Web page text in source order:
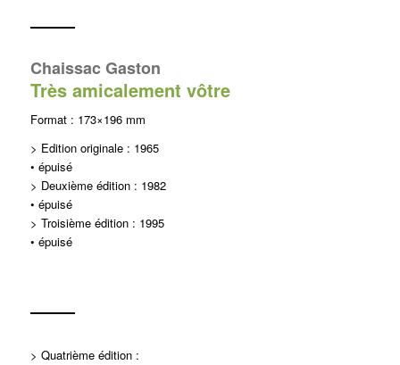
Chaissac Gaston
Très amicalement vôtre
Format : 173×196 mm
> Edition originale : 1965
• épuisé
> Deuxième édition : 1982
• épuisé
> Troisième édition : 1995
• épuisé
> Quatrième édition :